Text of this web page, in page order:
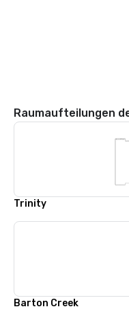
Raumaufteilungen
Trinity
Barton Creek